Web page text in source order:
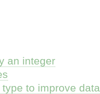
an integer
to improve